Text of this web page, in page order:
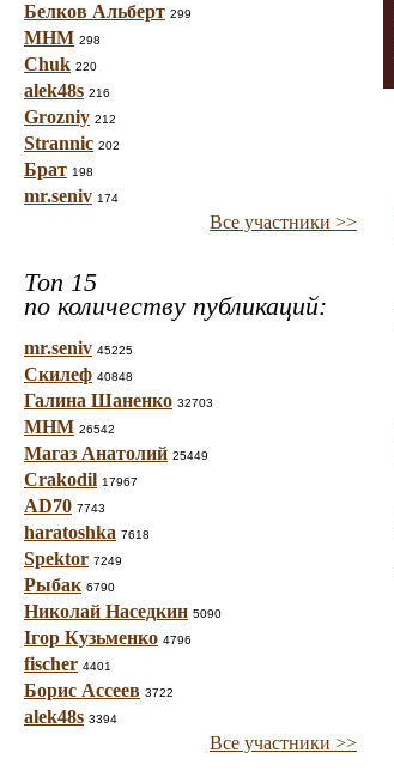
Белков Альберт 299
МНМ 298
Chuk 220
alek48s 216
Grozniy 212
Strannic 202
Брат 198
mr.seniv 174
Все участники >>
Топ 15
по количеству публикаций:
mr.seniv 45225
Скилеф 40848
Галина Шаненко 32703
МНМ 26542
Магаз Анатолий 25449
Crakodil 17967
AD70 7743
haratoshka 7618
Spektor 7249
Рыбак 6790
Николай Наседкин 5090
Ігор Кузьменко 4796
fischer 4401
Борис Ассеев 3722
alek48s 3394
Все участники >>